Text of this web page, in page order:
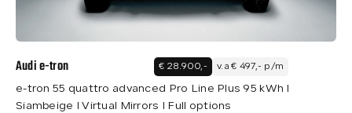
Audi e-tron € 28.900,- v.a € 497,- p/m
e-tron 55 quattro advanced Pro Line Plus 95 kWh I
Siambeige I Virtual Mirrors I Full options